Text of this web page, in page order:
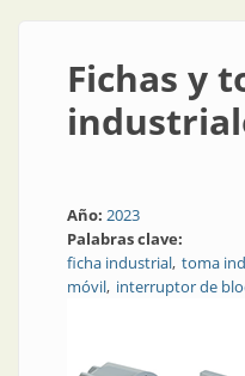
Fichas y
Año: 2023
Palabras clave:
ficha industrial toma
móvil interruptor de